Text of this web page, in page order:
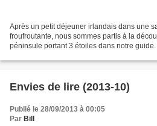
Après un petit déjeuner irlandais dans une
froufroutante, nous sommes partis à la
péninsule portant 3 étoiles dans notre
Envies de lire (2013-10)
Publié le 28/09/2013 à 00:05
Par Bill